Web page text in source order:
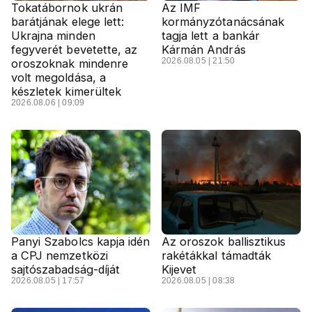
Tokatábornok ukrán
barátjának elege lett:
Ukrajna minden
fegyverét bevetette, az
oroszoknak mindenre
volt megoldása, a
készletek kimerültek
2026.08.06 | 09:09
Az IMF
kormányzótanácsának
tagja lett a bankár
Kármán András
2026.08.05 | 21:50
Panyi Szabolcs kapja idén
a CPJ nemzetközi
sajtószabadság-díját
2026.08.05 | 17:57
Az oroszok ballisztikus
rakétákkal támadták
Kijevet
2026.08.05 | 08:38